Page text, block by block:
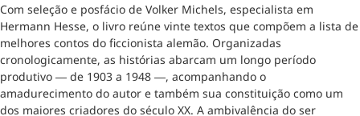
Com seleção e posfácio de Volker Michels, especialista em
Hermann Hesse, o livro reúne vinte textos que compõem a lista de
melhores contos do ficcionista alemão. Organizadas
cronologicamente, as histórias abarcam um longo período
produtivo ― de 1903 a 1948 ―, acompanhando o
amadurecimento do autor e também sua constituição como um
dos maiores criadores do século XX. A ambivalência do ser